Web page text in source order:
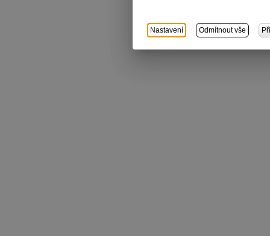
Nastavení Odmítnout vše